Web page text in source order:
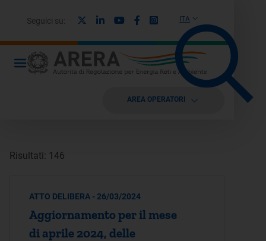
ITA
Seguici su: LinkedinYoutubeFacebook
Instagram
AREA OPERATORI
Risultati: 146
ATTO DELIBERA - 26/03/2024
Aggiornamento per il mese
di aprile 2024, delle